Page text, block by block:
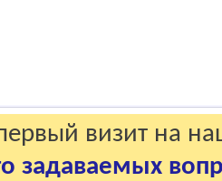
визит на
задаваемых